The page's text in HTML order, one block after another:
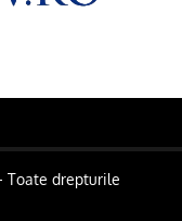
Toate drepturile